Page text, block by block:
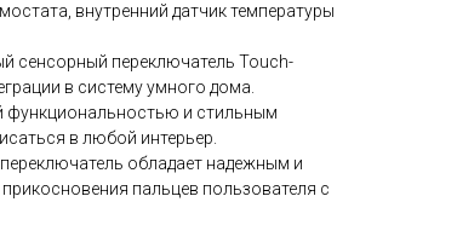
внутренний датчик температуры
сенсорный переключатель Touch-
в систему умного дома.
функциональностью и стильным
в любой интерьер.
обладает надежным и
пальцев пользователя с